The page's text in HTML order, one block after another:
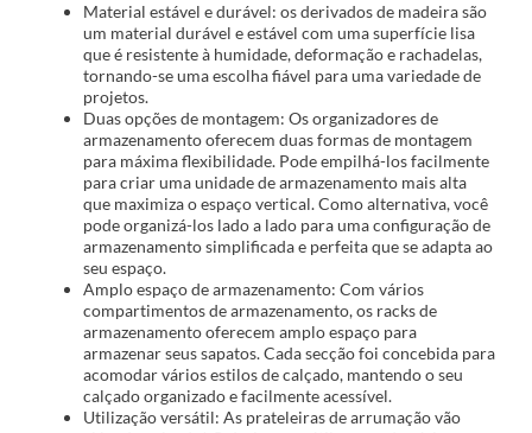
Material estável e durável: os derivados de madeira são
um material durável e estável com uma superfície lisa
que é resistente à humidade, deformação e rachadelas,
tornando-se uma escolha fiável para uma variedade de
projetos.
Duas opções de montagem: Os organizadores de
armazenamento oferecem duas formas de montagem
para máxima flexibilidade. Pode empilhá-los facilmente
para criar uma unidade de armazenamento mais alta
que maximiza o espaço vertical. Como alternativa, você
pode organizá-los lado a lado para uma configuração de
armazenamento simplificada e perfeita que se adapta ao
seu espaço.
Amplo espaço de armazenamento: Com vários
compartimentos de armazenamento, os racks de
armazenamento oferecem amplo espaço para
armazenar seus sapatos. Cada secção foi concebida para
acomodar vários estilos de calçado, mantendo o seu
calçado organizado e facilmente acessível.
Utilização versátil: As prateleiras de arrumação vão